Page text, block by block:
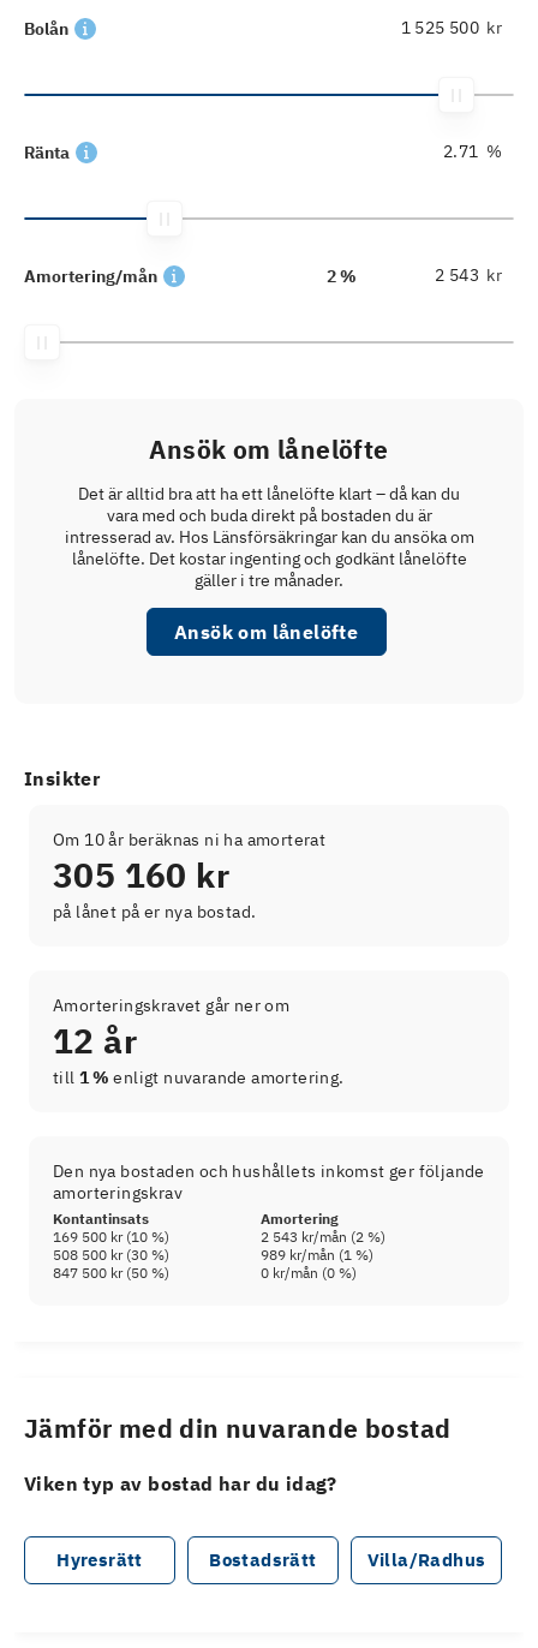
Bolån kr
Ränta %
Amortering/mån 2 % kr
Ansök om lånelöfte
Det är alltid bra att ha ett lånelöfte klart – då kan du
vara med och buda direkt på bostaden du är
intresserad av. Hos Länsförsäkringar kan du ansöka om
lånelöfte. Det kostar ingenting och godkänt lånelöfte
gäller i tre månader.
Ansök om lånelöfte
Insikter
Om 10 år beräknas ni ha amorterat
305 160 kr
på lånet på er nya bostad.
Amorteringskravet går ner om
12 år
till 1 % enligt nuvarande amortering.
Den nya bostaden och hushållets inkomst ger följande
amorteringskrav
Kontantinsats
Amortering
169 500 kr(10 %) 2 543 kr/mån (2 %)
508 500 kr(30 %) 989 kr/mån (1 %)
847 500 kr(50 %) 0 kr/mån (0 %)
Jämför med din nuvarande bostad
Viken typ av bostad har du idag?
Hyresrätt Bostadsrätt Villa/Radhus